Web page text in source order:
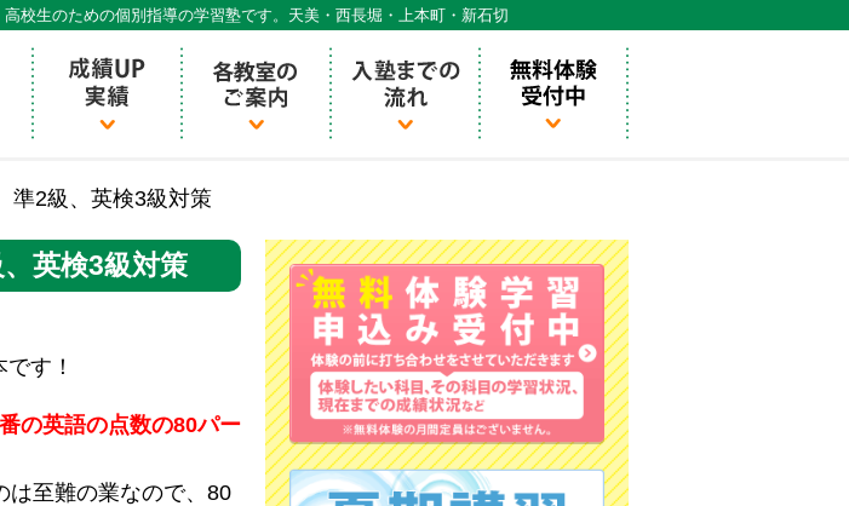
校生のための個別指導の学習塾です。天美・西長堀・上本町・新石切
準2級、英検3級対策
英検3級対策
す！
の英語の点数の80パー
は至難の業なので、80